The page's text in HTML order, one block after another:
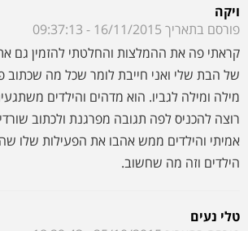
הילדים וזה מה שחשוב.
טלי נעים
פורסם בתאריך 25/10/2015 - 18:29:43
אין כמוך בהפעלות ליום הולדת. הצלחת לעשות
חלמנו עליה. אחרת מכל מה שהכרנו. הילד ממש
איחרו לבוא. כולם אבל פשוט כולם החמיאו לך
שנתראה עוד הרבה הרבה. אתה פשוט מדהים